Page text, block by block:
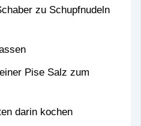
zu Schupfnudeln
Pise Salz zum
darin kochen